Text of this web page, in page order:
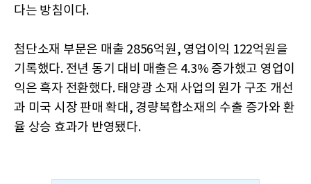
다는 방침이다.
첨단소재 부문은 매출 2856억원, 영업이익 122억원을
기록했다. 전년 동기 대비 매출은 4.3% 증가했고 영업이
익은 흑자 전환했다. 태양광 소재 사업의 원가 구조 개선
과 미국 시장 판매 확대, 경량복합소재의 수출 증가와 환
율 상승 효과가 반영됐다.